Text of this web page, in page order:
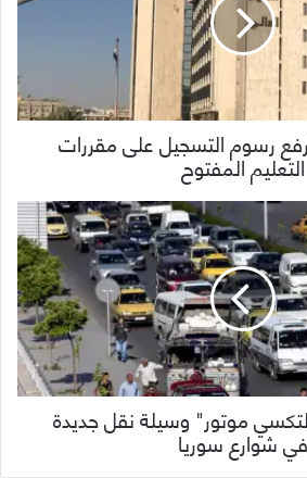
رسوم التسجيل على مقررات
التعليم المفتوح
موتور" وسيلة نقل جديدة
في شوارع سوريا